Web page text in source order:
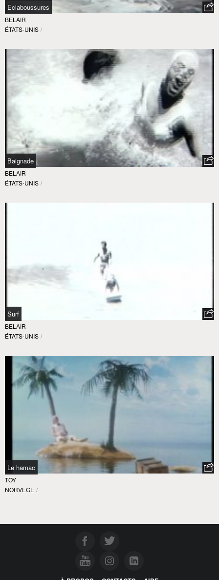
Eclaboussures
BELAIR
ÉTATS-UNIS /
Baignade
BELAIR
ÉTATS-UNIS /
Surf
BELAIR
ÉTATS-UNIS /
Le hamac
TOY
NORVEGE /